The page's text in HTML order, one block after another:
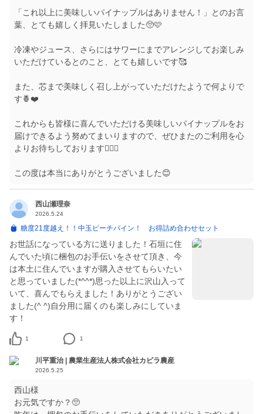
「これ以上に美味しいパイナップルはありません！」とのお言
葉、とても嬉しく拝見いたしました🥺🩷
冷凍やジュース、さらにはサワーにまでアレンジしてお楽しみ
いただけているとのこと、とても嬉しいです🥰
また、芯まで美味しく召し上がっていただけたようで何よりで
す🍍❤️
これからも皆様に喜んでいただける美味しいパイナップルをお
届けできるよう努めてまいりますので、ぜひまたのご利用を心
よりお待ちしております🙇‍♀️✨
この度は本当にありがとうございました😊
西山瀬理奈
2026.5.24
糖度21度越え！！中玉ピーチパイン！ お得詰め合わせセット
お世話になっている方に送りました！石垣に住
んでいた頃に梱包のお手伝いをさせて頂き、今
は本土に住んでいますが購入させてもらいたい
と思っていました(*^^*)思った以上に沢山入って
いて、喜んでもらえました！ありがとうござい
ました(^ ^)自分用に届くのも楽しみにしていま
す！
1 1
川平重治 | 農業生産法人株式会社カビラ農産
2026.5.25
西山様
お元気ですか？🥺